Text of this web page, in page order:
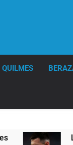
QUILMES
Lionel Messi